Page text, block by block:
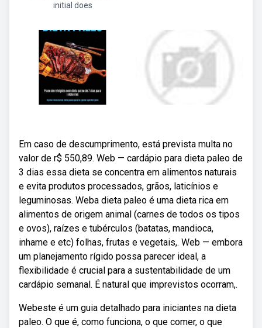
initial does
Em caso de descumprimento, está prevista multa no
valor de r$ 550,89. Web — cardápio para dieta paleo de
3 dias essa dieta se concentra em alimentos naturais
e evita produtos processados, grãos, laticínios e
leguminosas. Weba dieta paleo é uma dieta rica em
alimentos de origem animal (carnes de todos os tipos
e ovos), raízes e tubérculos (batatas, mandioca,
inhame e etc) folhas, frutas e vegetais,. Web — embora
um planejamento rígido possa parecer ideal, a
flexibilidade é crucial para a sustentabilidade de um
cardápio semanal. É natural que imprevistos ocorram,.
Webeste é um guia detalhado para iniciantes na dieta
paleo. O que é, como funciona, o que comer, o que